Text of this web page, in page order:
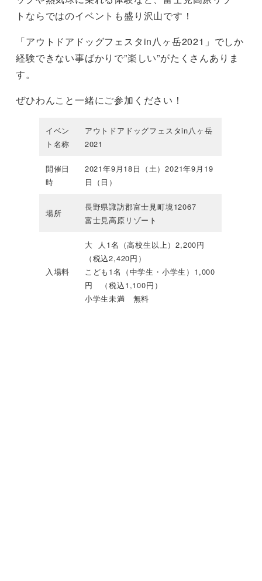
トならではのイベントも盛り沢山です！
「アウトドアドッグフェスタin八ヶ岳2021」でしか
経験できない事ばかりで”楽しい”がたくさんありま
す。
ぜひわんこと一緒にご参加ください！
イベン
ト名称
アウトドアドッグフェスタin八ヶ岳
2021
開催日
時
2021年9月18日（土）2021年9月19
日（日）
場所
長野県諏訪郡富士見町境12067
富士見高原リゾート
入場料
大 人1名（高校生以上）2,200円
（税込2,420円）
こども1名（中学生・小学生）1,000
円 （税込1,100円）
小学生未満 無料